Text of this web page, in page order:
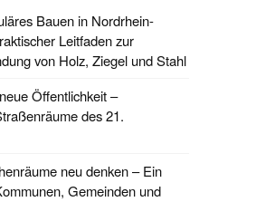
Bauen in Nordrhein-
Leitfaden zur
von Holz, Ziegel und Stahl
Öffentlichkeit –
des 21.
neu denken – Ein
Gemeinden und